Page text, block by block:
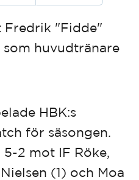
Fredrik "Fidde"
huvudtränare
HBK:s
för säsongen.
2 mot IF Röke,
(1) och Moa